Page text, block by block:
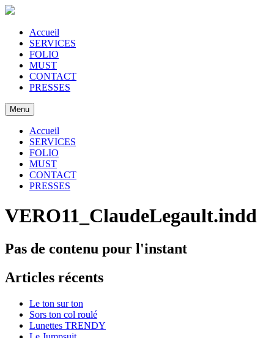
Accueil
SERVICES
FOLIO
MUST
CONTACT
PRESSES
Menu
Accueil
SERVICES
FOLIO
MUST
CONTACT
PRESSES
VERO11_ClaudeLegault.indd
Pas de contenu pour l'instant
Articles récents
Le ton sur ton
Sors ton col roulé
Lunettes TRENDY